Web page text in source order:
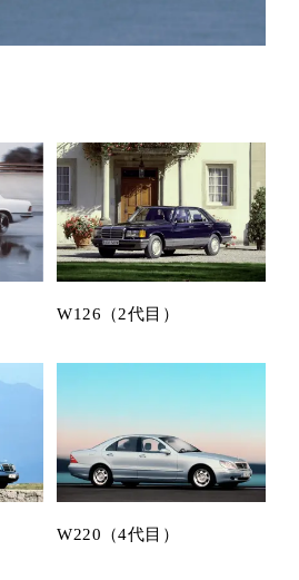
W126（2代目）
W220（4代目）